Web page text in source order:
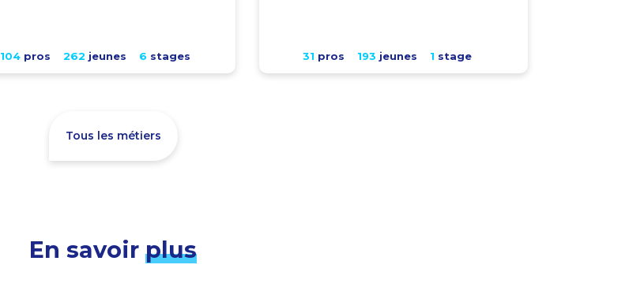
104pros 262 jeunes 6 stages 31 pros 193 jeunes 1 stage
Tous les métiers
En savoir plus